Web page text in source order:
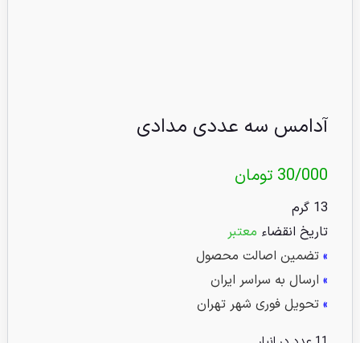
آدامس سه عددی مدادی
30/000 تومان
13 گرم
تاریخ انقضاء معتبر
» تضمین اصالت محصول
» ارسال به سراسر ایران
» تحویل فوری شهر تهران